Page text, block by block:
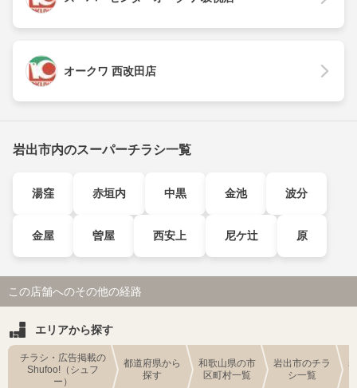
オークワ 西改田店
岩出市内のスーパーチラシ一覧
湯窪 赤垣内 中黒 金池 波分
金屋 曽屋 西安上 尼ケ辻 原
この店舗へのその他の経路
エリアから探す
チラシ・広告掲載の
Shufoo!（シュフ
ー）
都道府県から
探す
和歌山県の市
区町村一覧
岩出市のチラ
シ一覧